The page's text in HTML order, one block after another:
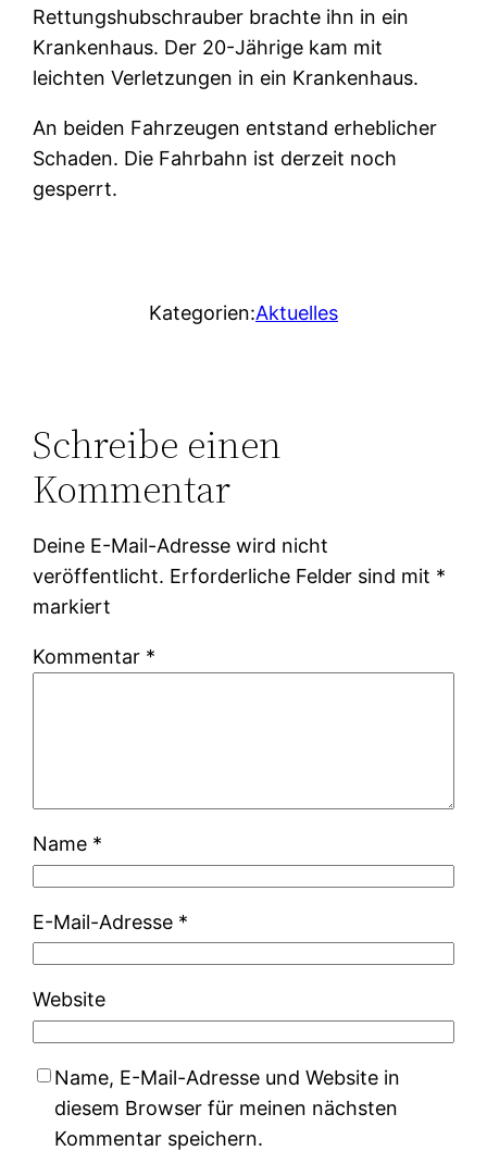
Rettungshubschrauber brachte ihn in ein
Krankenhaus. Der 20-Jährige kam mit
leichten Verletzungen in ein Krankenhaus.
An beiden Fahrzeugen entstand erheblicher
Schaden. Die Fahrbahn ist derzeit noch
gesperrt.
Kategorien:Aktuelles
Schreibe einen
Kommentar
Deine E-Mail-Adresse wird nicht
veröffentlicht. Erforderliche Felder sind mit *
markiert
Kommentar *
Name *
E-Mail-Adresse *
Website
Name, E-Mail-Adresse und Website in
diesem Browser für meinen nächsten
Kommentar speichern.